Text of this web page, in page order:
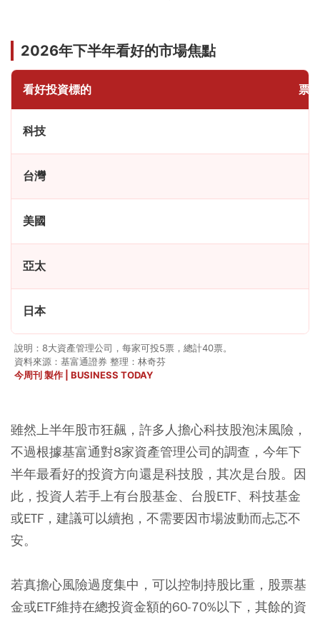
2026年下半年看好的市場焦點
看好投資標的 票
科技
台灣
美國
亞太
日本
說明：8大資產管理公司，每家可投5票，總計40票。
資料來源：基富通證券 整理：林奇芬
今周刊 製作 | BUSINESS TODAY
雖然上半年股市狂飆，許多人擔心科技股泡沫風險，
不過根據基富通對8家資產管理公司的調查，今年下
半年最看好的投資方向還是科技股，其次是台股。因
此，投資人若手上有台股基金、台股ETF、科技基金
或ETF，建議可以續抱，不需要因市場波動而忐忑不
安。
若真擔心風險過度集中，可以控制持股比重，股票基
金或ETF維持在總投資金額的60-70%以下，其餘的資